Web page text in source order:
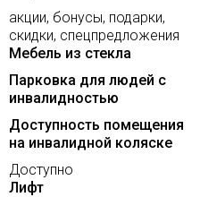
акции, бонусы, подарки,
скидки, спецпредложения
Мебель из стекла
Парковка для людей с
инвалидностью
Доступность помещения
на инвалидной коляске
Доступно
Лифт